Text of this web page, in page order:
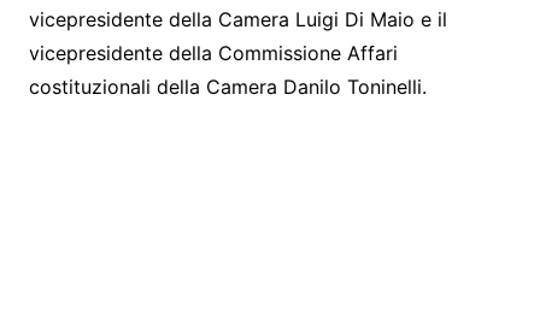
vicepresidente della Camera Luigi Di Maio e il
vicepresidente della Commissione Affari
costituzionali della Camera Danilo Toninelli.